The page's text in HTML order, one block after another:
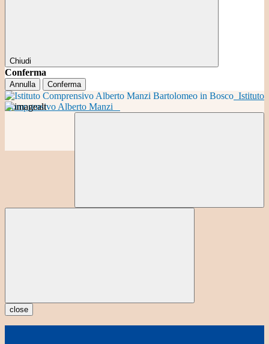
Chiudi
Conferma
Annulla Conferma
Istituto
Comprensivo Alberto Manzi
close